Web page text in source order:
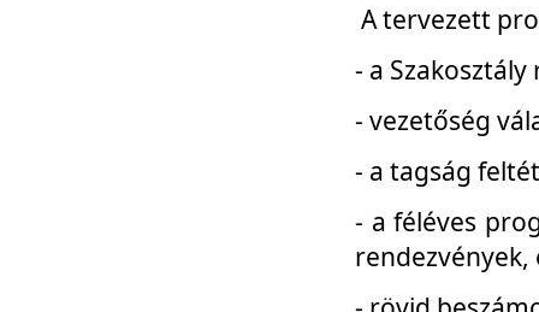
A tervezett
- a
- vezetőség
- a tagság
- a féléves